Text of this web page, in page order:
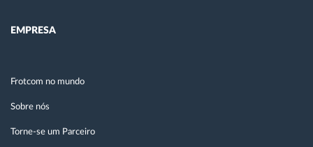
EMPRESA
Frotcom no mundo
Sobre nós
Torne-se um Parceiro